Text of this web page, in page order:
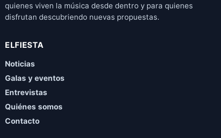
quienes viven la música desde dentro y para quienes
disfrutan descubriendo nuevas propuestas.
ELFIESTA
Noticias
Galas y eventos
Entrevistas
Quiénes somos
Contacto